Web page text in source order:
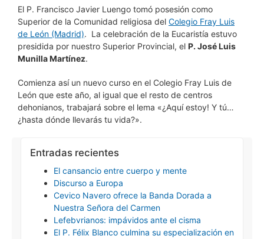
El P. Francisco Javier Luengo tomó posesión como
Superior de la Comunidad religiosa del Colegio Fray Luis
de León (Madrid). La celebración de la Eucaristía estuvo
presidida por nuestro Superior Provincial, el P. José Luis
Munilla Martínez.
Comienza así un nuevo curso en el Colegio Fray Luis de
León que este año, al igual que el resto de centros
dehonianos, trabajará sobre el lema «¿Aquí estoy! Y tú…
¿hasta dónde llevarás tu vida?».
Entradas recientes
El cansancio entre cuerpo y mente
Discurso a Europa
Cevico Navero ofrece la Banda Dorada a
Nuestra Señora del Carmen
Lefebvrianos: impávidos ante el cisma
El P. Félix Blanco culmina su especialización en